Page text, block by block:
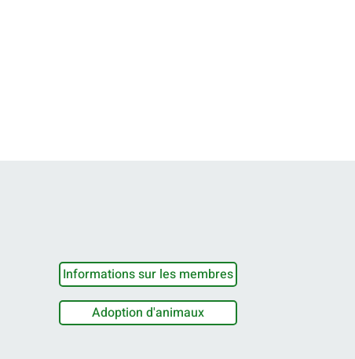
Informations sur les membres
Adoption d'animaux